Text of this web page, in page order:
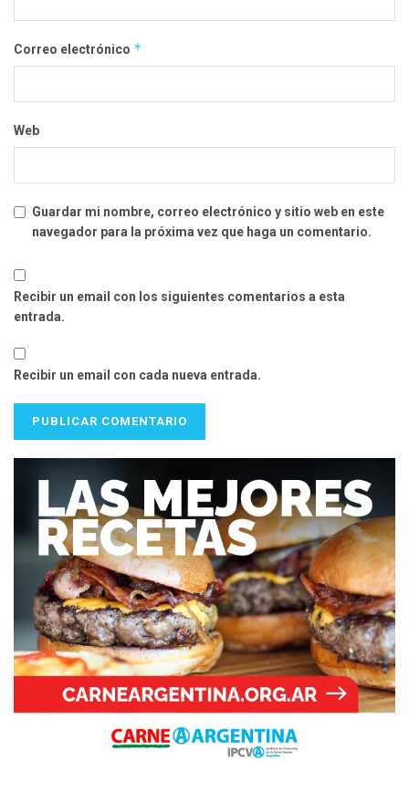
Correo electrónico *
Web
Guardar mi nombre, correo electrónico y sitio web en este
navegador para la próxima vez que haga un comentario.
Recibir un email con los siguientes comentarios a esta
entrada.
Recibir un email con cada nueva entrada.